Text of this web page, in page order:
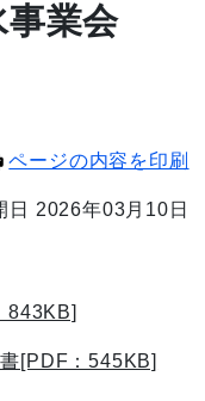
業会
ページの内容を印刷
日 2026年03月10日
843KB]
[PDF：545KB]